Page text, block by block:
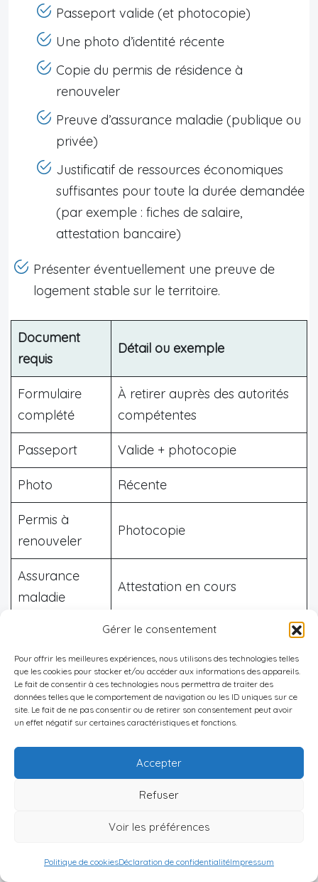
Gérer le consentement
Pour offrir les meilleures expériences, nous utilisons des technologies telles
que les cookies pour stocker et/ou accéder aux informations des appareils.
Le fait de consentir à ces technologies nous permettra de traiter des
données telles que le comportement de navigation ou les ID uniques sur ce
site. Le fait de ne pas consentir ou de retirer son consentement peut avoir
un effet négatif sur certaines caractéristiques et fonctions.
Accepter
Refuser
Voir les préférences
Politique de cookiesDéclaration de confidentialitéImpressum
Passeport valide (et photocopie)
Une photo d’identité récente
Copie du permis de résidence à
renouveler
Preuve d’assurance maladie (publique ou
privée)
Justificatif de ressources économiques
suffisantes pour toute la durée demandée
(par exemple : fiches de salaire,
attestation bancaire)
Présenter éventuellement une preuve de
logement stable sur le territoire.
Document
requis
Détail ou exemple
Formulaire
complété
À retirer auprès des autorités
compétentes
Passeport Valide + photocopie
Photo Récente
Permis à
renouveler
Photocopie
Assurance
maladie
Attestation en cours
revenus
Fiches salaire, relevé bancaire
Délais à respecter :
La demande doit être déposéeau plus tard
deux mois avant l’expiration.
L’administration dispose généralementde
trois mois après dépôt pour statuer sur votre
, période pendant laquelle votre ancien
dans les temps.